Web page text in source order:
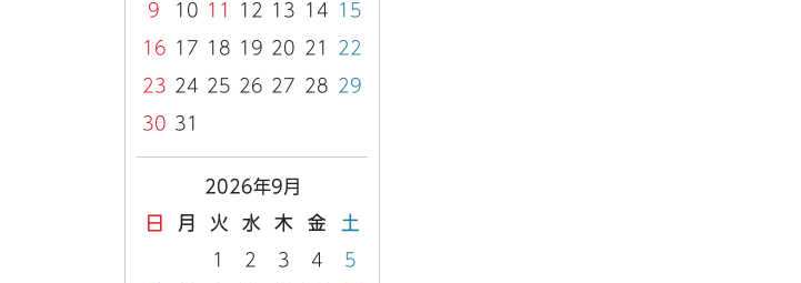
9 10 11 12 13 14 15
16 17 18 19 20 21 22
23 24 25 26 27 28 29
30 31
2026年9月
日 月 火 水 木 金 土
1 2 3 4 5